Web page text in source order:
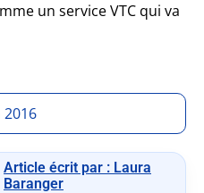
un service VTC qui va
2016
Article écrit par : Laura
Baranger